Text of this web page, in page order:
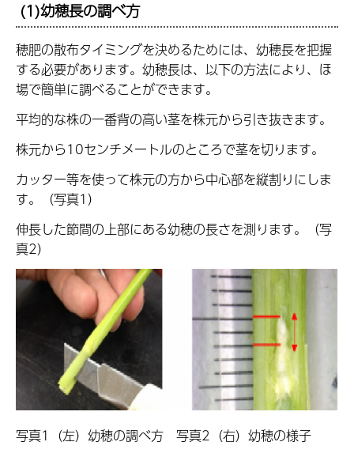
(1)幼穂長の調べ方
穂肥の散布タイミングを決めるためには、幼穂長を把握
する必要があります。幼穂長は、以下の方法により、ほ
場で簡単に調べることができます。
平均的な株の一番背の高い茎を株元から引き抜きます。
株元から10センチメートルのところで茎を切ります。
カッター等を使って株元の方から中心部を縦割りにしま
す。（写真1）
伸長した節間の上部にある幼穂の長さを測ります。（写
真2）
写真1（左）幼穂の調べ方 写真2（右）幼穂の様子